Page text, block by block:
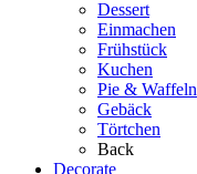
Dessert
Einmachen
Frühstück
Kuchen
Pie & Waffeln
Gebäck
Törtchen
Back
Decorate